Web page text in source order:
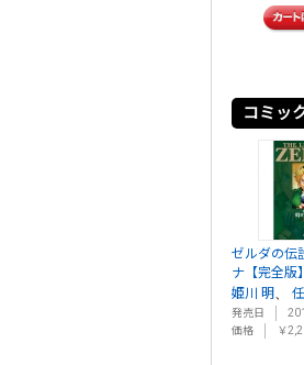
コミッ
ゼルダの伝
ナ【完全版】
姫川 明
発売日
価格
￥